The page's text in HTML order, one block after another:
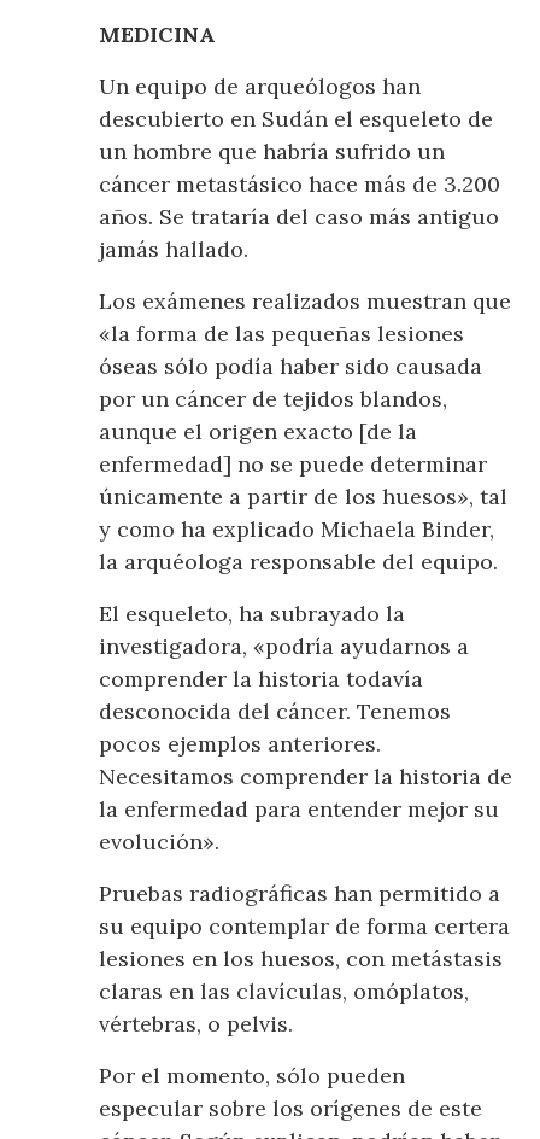
MEDICINA
Un equipo de arqueólogos han
descubierto en Sudán el esqueleto de
un hombre que habría sufrido un
cáncer metastásico hace más de 3.200
años. Se trataría del caso más antiguo
jamás hallado.
Los exámenes realizados muestran que
«la forma de las pequeñas lesiones
óseas sólo podía haber sido causada
por un cáncer de tejidos blandos,
aunque el origen exacto [de la
enfermedad] no se puede determinar
únicamente a partir de los huesos», tal
y como ha explicado Michaela Binder,
la arquéologa responsable del equipo.
El esqueleto, ha subrayado la
investigadora, «podría ayudarnos a
comprender la historia todavía
desconocida del cáncer. Tenemos
pocos ejemplos anteriores.
Necesitamos comprender la historia de
la enfermedad para entender mejor su
evolución».
Pruebas radiográficas han permitido a
su equipo contemplar de forma certera
lesiones en los huesos, con metástasis
claras en las clavículas, omóplatos,
vértebras, o pelvis.
Por el momento, sólo pueden
especular sobre los orígenes de este